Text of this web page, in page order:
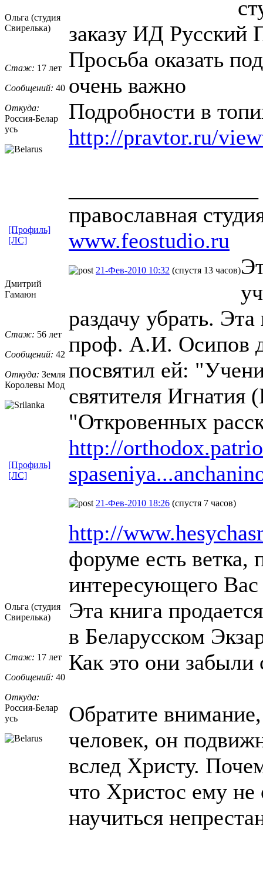
Ольга (студия
Свирелька)
Стаж: 17 лет
Сообщений: 40
Откуда:
Россия-Белар
усь
заказу ИД Русский
Просьба оказать
очень важно
Подробности в
http://pravtor.ru/
православная
www.feostudio.ru
[Профиль]
[ЛС]
Дмитрий
Гамаюн
Стаж: 56 лет
Сообщений: 42
Откуда: Земля
Королевы Мод
21-Фев-2010 10:32 (спустя 13 часов)
раздачу убрать.
проф. А.И. Осипов
посвятил ей:
святителя Игнатия
"Откровенных
http://
[Профиль]
[ЛС]
Ольга (студия
Свирелька)
Стаж: 17 лет
Сообщений: 40
Откуда:
Россия-Белар
усь
21-Фев-2010 18:26 (спустя 7 часов)
http://
форуме есть
интересующего Вас
Эта книга
в Беларусском
Как это они забыли
Обратите
человек, он
вслед Христу.
что Христос ему не
научиться